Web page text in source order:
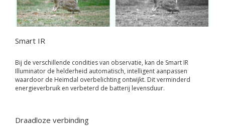
Smart IR
Bij de verschillende condities van observatie, kan de Smart IR
Illuminator de helderheid automatisch, intelligent aanpassen
waardoor de Heimdal overbelichting ontwijkt. Dit verminderd
energieverbruik en verbeterd de batterij levensduur.
Draadloze verbinding